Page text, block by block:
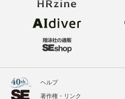
ヘルプ
著作権・リンク